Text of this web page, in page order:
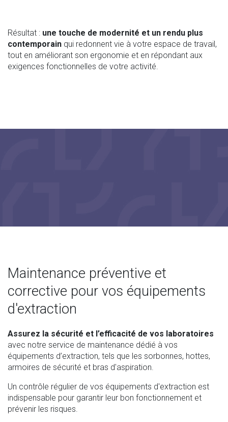
Résultat : une touche de modernité et un rendu plus
contemporain qui redonnent vie à votre espace de travail,
tout en améliorant son ergonomie et en répondant aux
exigences fonctionnelles de votre activité.
Maintenance préventive et
corrective pour vos équipements
d'extraction
Assurez la sécurité et l’efficacité de vos laboratoires
avec notre service de maintenance dédié à vos
équipements d’extraction, tels que les sorbonnes, hottes,
armoires de sécurité et bras d'aspiration.
Un contrôle régulier de vos équipements d'extraction est
indispensable pour garantir leur bon fonctionnement et
prévenir les risques.